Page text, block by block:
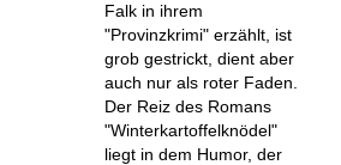
Falk in ihrem
"Provinzkrimi" erzählt, ist
grob gestrickt, dient aber
auch nur als roter Faden.
Der Reiz des Romans
"Winterkartoffelknödel"
liegt in dem Humor, der